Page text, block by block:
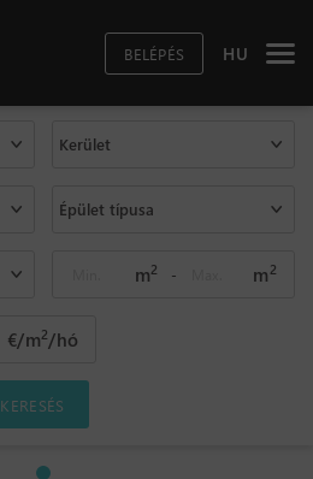
BELÉPÉS HU
Kerület
Épület típusa
m2 - m2
€/m2/hó
KERESÉS